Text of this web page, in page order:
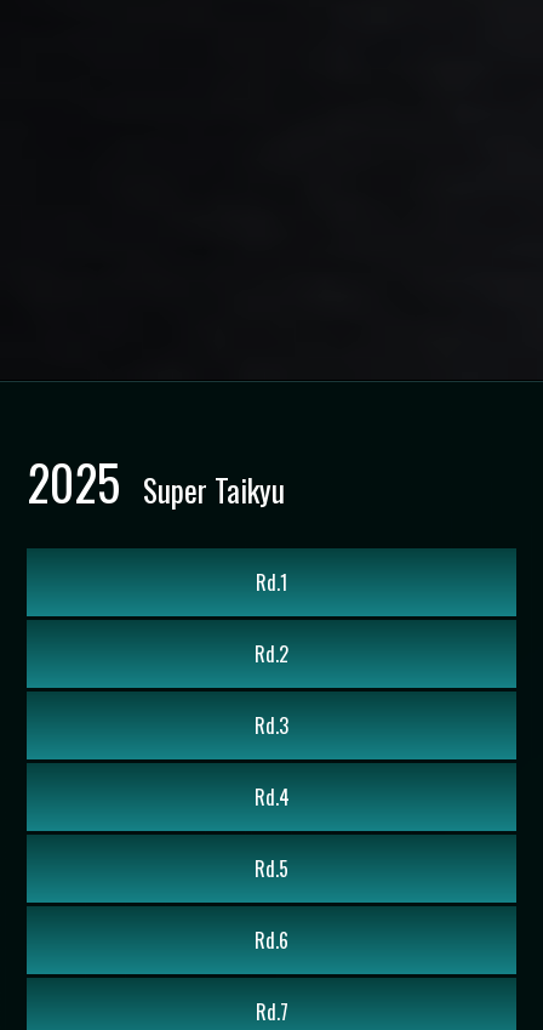
2025 Super Taikyu
Rd.1
Rd.2
Rd.3
Rd.4
Rd.5
Rd.6
Rd.7